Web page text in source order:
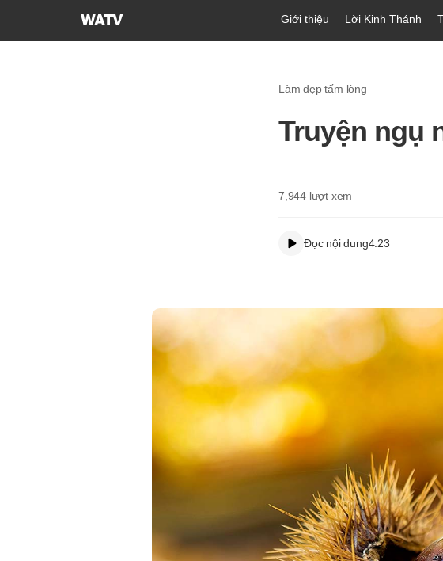
Hội
Giới thiệu Lời Kinh Thánh
Làm đẹp tấm lòng
Truyện ngụ
7,944 lượt xem
Đọc nội dung4:23